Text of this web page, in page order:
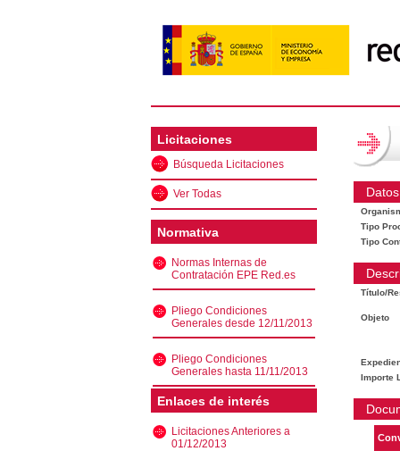
Licitaciones
Búsqueda Licitaciones
Ver Todas
Normativa
Normas Internas de
Contratación EPE Red.es
Pliego Condiciones
Generales desde 12/11/2013
Pliego Condiciones
Generales hasta 11/11/2013
Enlaces de interés
Licitaciones Anteriores a
01/12/2013
Tipo
Tipo
Título/
Objeto
Importe